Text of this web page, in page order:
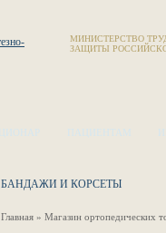
МИНИСТЕРСТВО
ЗАЩИТЫ
ПАЦИЕНТАМ
БАНДАЖИ И КОРСЕТЫ
Главная » Магазин ортопедических